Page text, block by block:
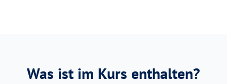
Was ist im Kurs enthalten?